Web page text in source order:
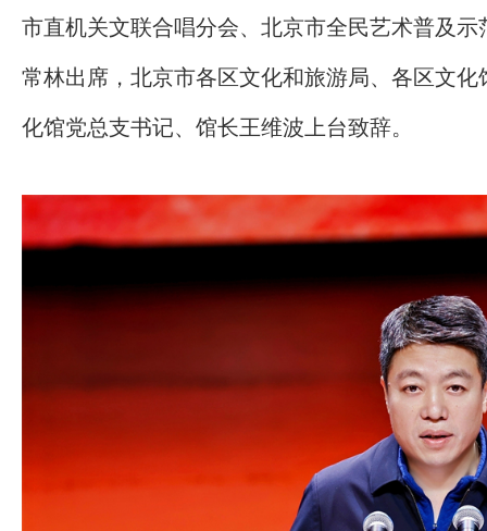
市直机关文联合唱分会、北京市全民艺术普及
常林出席，北京市各区文化和旅游局、各区文
化馆党总支书记、馆长王维波上台致辞。